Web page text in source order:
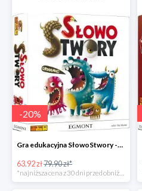
-20%
Gra edukacyjna SłowoStwory -20%
63.92 zł79.90 zł*